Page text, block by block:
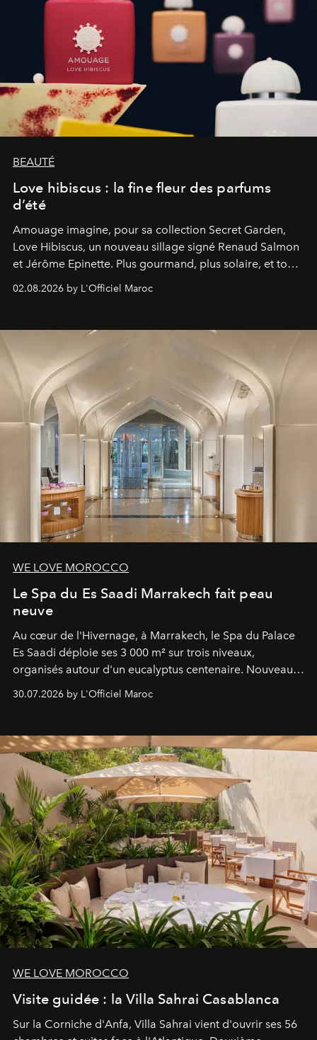
BEAUTÉ
Love hibiscus : la fine fleur des parfums
d’été
Amouage imagine, pour sa collection Secret Garden,
Love Hibiscus, un nouveau sillage signé Renaud Salmon
et Jérôme Epinette. Plus gourmand, plus solaire, et tout
à fait irrésistible.
02.08.2026 by L'Officiel Maroc
WE LOVE MOROCCO
Le Spa du Es Saadi Marrakech fait peau
neuve
Au cœur de l'Hivernage, à Marrakech, le Spa du Palace
Es Saadi déploie ses 3 000 m² sur trois niveaux,
organisés autour d'un eucalyptus centenaire. Nouveau
Lobby Bien-Être et Beauté, exclusivité mondiale en
neuro-cosmétique, parcours thermal et studio dédié au
entièreté, entre science des émotions et rituels
reposants.
30.07.2026 by L'Officiel Maroc
WE LOVE MOROCCO
Visite guidée : la Villa Sahrai Casablanca
Sur la Corniche d'Anfa, Villa Sahrai vient d'ouvrir ses 56